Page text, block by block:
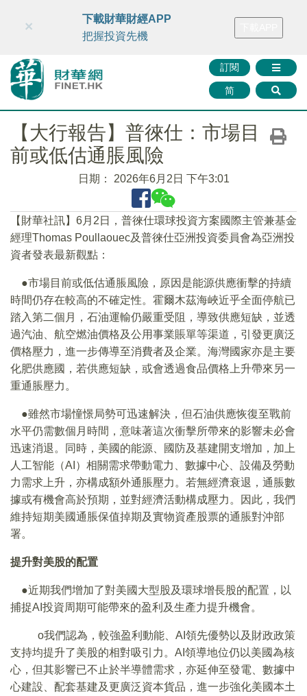
財華智庫網 FINTV FINMETA 財華證券 媒體矩陣
訂閱
简
×
下載財華財經APP
把握投資先機
【大行報告】普徠仕：市場目
前或低估通脹風險
日期： 2026年6月2日 下午3:01
【財華社訊】6月2日，普徠仕環球投資方案國際主管兼基金
經理Thomas Poullaouec及普徠仕亞洲投資委員會為亞洲投
資者發表最新觀點：
●市場目前或低估通脹風險，原因是能源供應衝擊的持續
時間仍存在較高的不確定性。霍爾木茲海峽近乎全面停航已
踏入第二個月，石油運輸仍嚴重受阻，導致供應短缺，並透
過汽油、航空燃油價格及公用事業賬單等渠道，引發更廣泛
價格壓力，進一步傳導至消費者及企業。海灣國家亦是主要
化肥供應國，若供應短缺，或會透過食品價格上升帶來另一
重通脹壓力。
●雖然市場憧憬局勢可迅速解決，但石油供應恢復至戰前
水平仍需數個月時間，意味著這次衝擊所帶來的影響未必會
迅速消退。同時，美國的能源、國防及基建開支增加，加上
人工智能（AI）相關需求帶動電力、數據中心、設備及勞動
力需求上升，亦構成額外通脹壓力。若無經濟衰退，通脹數
據或有機會高於預期，並對經濟活動構成壓力。因此，我們
維持短期美國通脹保值掉期及實物資產股票的通脹對沖部
署。
提升對美股的配置
●近期我們增加了對美國大型股及環球增長股的配置，以
捕捉AI投資周期可能帶來的盈利及生產力提升機會。
o我們認為，較強盈利動能、AI領先優勢以及財政政策
支持均提升了美股的相對吸引力。AI領導地位仍以美國為核
心，但其影響已不止於半導體需求，亦延伸至發電、數據中
心建設、配套基建及更廣泛資本貨品，進一步強化美國本土